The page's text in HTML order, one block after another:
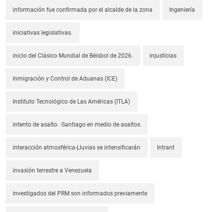
información fue confirmada por el alcalde de la zona Ingeniería
iniciativas legislativas.
inicio del Clásico Mundial de Béisbol de 2026. injusticias
Inmigración y Control de Aduanas (ICE)
Instituto Tecnológico de Las Américas (ITLA)
intento de asalto. -Santiago en medio de asaltos
interacción atmosférica-Lluvias se intensificarán Intrant
invasión terrestre a Venezuela
investigados del PRM son informados previamente